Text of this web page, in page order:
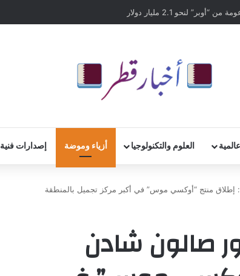
العلوم والتكنولوجيا أزياء وموضة إصدارات فنية
إطلاق منتج “أوكسي موس” في أكبر مركز تجميل بالمنطقة
صالون شادن